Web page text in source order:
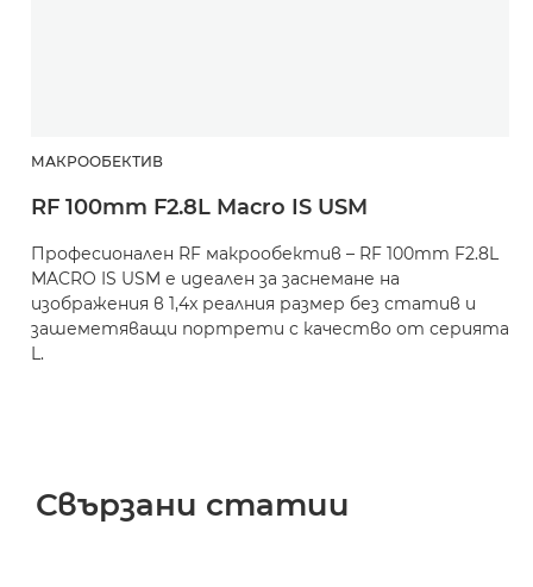
МАКРООБЕКТИВ
RF 100mm F2.8L Macro IS USM
Професионален RF макрообектив – RF 100mm F2.8L
MACRO IS USM е идеален за заснемане на
изображения в 1,4x реалния размер без статив и
зашеметяващи портрети с качество от серията
L.
Свързани статии